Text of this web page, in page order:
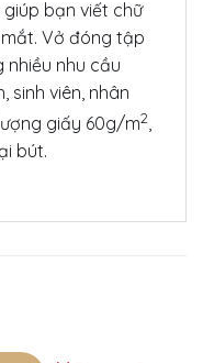
bạn viết chữ
Vở đóng tập
nhiều nhu cầu
sinh viên, nhân
giấy 60g/m2,
bút.